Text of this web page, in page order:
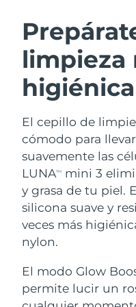
limpieza
higiénica
El cepillo de
cómodo para
suavemente las
LUNATM
mini 3
y grasa de tu piel.
silicona suave y
veces más
nylon.
El modo Glow
permite lucir un
Limpieza facial
Anti-aging
LUNA™
Massage,
BEAR™
Hidratación
UFO™
Deep
Near-
device
issa™ 4
Hybrid
Smart
TRATAMIENTO
Antiedad
Austria
Baréin
Bélgica
Bermudas
Bosnia y
Bulgaria
Canadá
Chile